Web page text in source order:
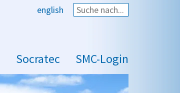
english Suche starten
Socratec SMC-Login